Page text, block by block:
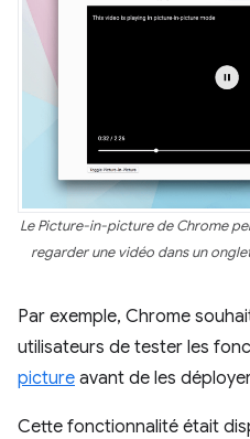
Le Picture-in-picture de Chrome
regarder une vidéo dans un
Par exemple, Chrome
utilisateurs de tester les
picture avant de les
Cette fonctionnalité était